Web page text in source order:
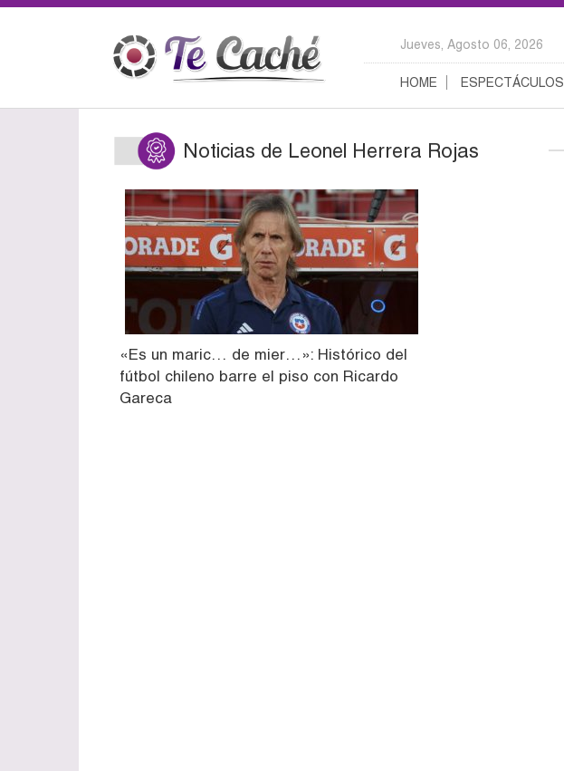
Jueves, Agosto 06, 2026
HOME ESPECTÁCULOS
Noticias de Leonel Herrera Rojas
«Es un maric… de mier…»: Histórico del
fútbol chileno barre el piso con Ricardo
Gareca